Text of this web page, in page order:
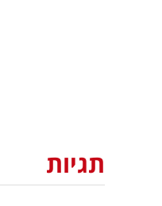
תגיות